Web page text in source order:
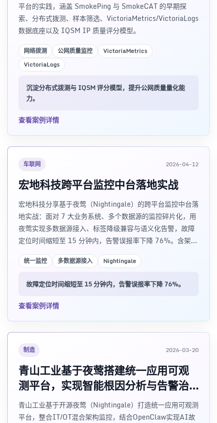
平台的实践，涵盖 SmokePing 与 SmokeCAT 的早期探
索、分布式拨测、样本筛选、VictoriaMetrics/VictoriaLogs
数据底座以及 IQSM IP 质量评分模型。
网络拨测 公网质量监控
VictoriaMetrics
VictoriaLogs
沉淀分布式拨测与 IQSM 评分模型，提升公网质量量化能
力。
查看案例详情
车联网 2026-04-12
宏地科技跨平台监控中台落地实战
宏地科技分享基于夜莺（Nightingale）的跨平台监控中台落
地实战：面对 7 大业务系统、多个数据源的监控碎片化，用
夜莺实现多数据源接入、标签降级兼容与语义化告警，故障
定位时间缩短至 15 分钟内，告警误报率下降 76%。含架构
设计、技术干货与实战避坑经验。
统一监控 多数据源接入 Nightingale
故障定位时间缩短至 15 分钟内，告警误报率下降 76%。
查看案例详情
制造 2026-03-20
青山工业基于夜莺搭建统一应用可观
测平台，实现智能根因分析与告警治
理
青山工业基于开源夜莺（Nightingale）打造统一应用可观测
平台，整合IT/OT混合架构监控，结合OpenClaw实现AI故